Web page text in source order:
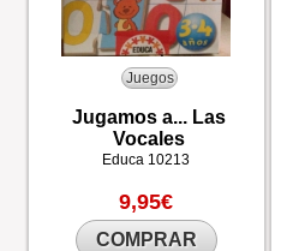
Juegos
Jugamos a... Las
Vocales
Educa 10213
9,95€
COMPRAR